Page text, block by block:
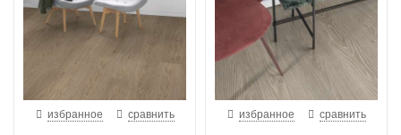
избранное сравнить избранное сравнить